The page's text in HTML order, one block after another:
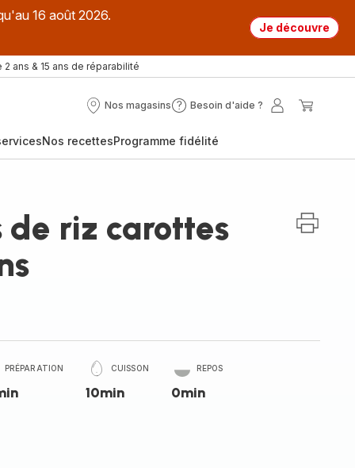
16 août 2026.
Je découvre
2 ans & 15 ans de réparabilité
Nos magasins
Nos
Besoin d'aide ?
Besoin
?
Mon
Nos recettesProgramme fidélité
riz carottes
PRÉPARATION CUISSON
10min
REPOS
0min